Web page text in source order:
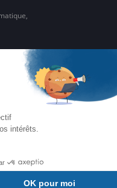
en ligne,